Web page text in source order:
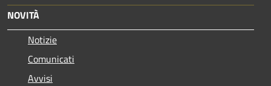
NOVITÀ
Notizie
Comunicati
Avvisi